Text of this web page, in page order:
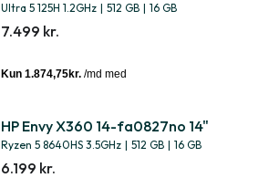
Ultra 5 125H 1.2GHz | 512 GB | 16 GB
7.499 kr.
HP Envy X360 14-fa0827no 14"
Ryzen 5 8640HS 3.5GHz | 512 GB | 16 GB
6.199 kr.